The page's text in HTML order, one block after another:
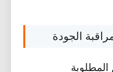
الجودة
المطلوبة